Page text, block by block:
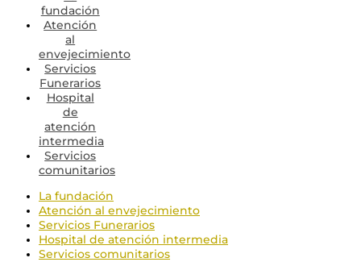
fundación
Atención
al
envejecimiento
Servicios
Funerarios
Hospital
de
atención
intermedia
Servicios
comunitarios
La fundación
Atención al envejecimiento
Servicios Funerarios
Hospital de atención intermedia
Servicios comunitarios